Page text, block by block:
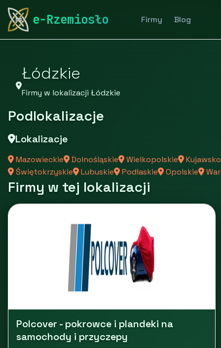
e-Rzemiosło Firmy Blog
rymarstwo-poznan.pl
Łódzkie
Firmy w lokalizacji Łódzkie
Podlokalizacje
Lokalizacje
Mazowieckie Dolnośląskie Wielkopolskie
Świętokrzyskie
Lubuskie Podlaskie Opolskie
Firmy w tej lokalizacji
Polcover - pokrowce i plandeki na
samochody i przyczepy